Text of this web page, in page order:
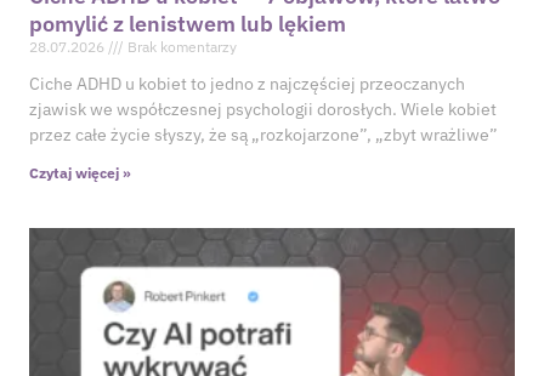
pomylić z lenistwem lub lękiem
28.07.2026 Brak komentarzy
Ciche ADHD u kobiet to jedno z najczęściej przeoczanych
zjawisk we współczesnej psychologii dorosłych. Wiele kobiet
przez całe życie słyszy, że są „rozkojarzone”, „zbyt wrażliwe”
Czytaj więcej »